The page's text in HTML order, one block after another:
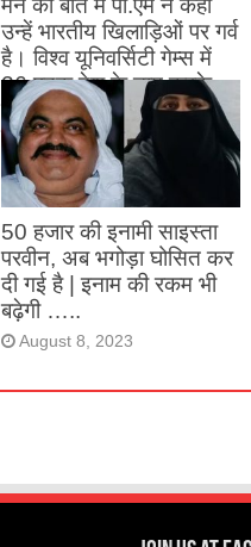
उन्हें भारतीय खिलाड़िओं पर गर्व
है। विश्व यूनिवर्सिटी गेम्स में
26 पदक देश के नाम करके
उन्होंने देश का नाम रोशन किया
है
August 27, 2023
50 हजार की इनामी साइस्ता
परवीन, अब भगोड़ा घोसित कर
दी गई है | इनाम की रकम भी
बढ़ेगी …..
August 8, 2023